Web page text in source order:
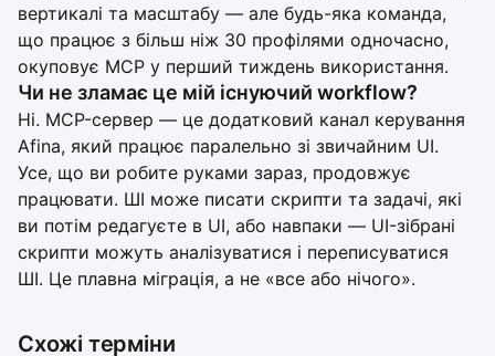
вертикалі та масштабу — але будь-яка команда,
що працює з більш ніж 30 профілями одночасно,
окуповує MCP у перший тиждень використання.
Чи не зламає це мій існуючий workflow?
Ні. MCP-сервер — це додатковий канал керування
Afina, який працює паралельно зі звичайним UI.
Усе, що ви робите руками зараз, продовжує
працювати. ШІ може писати скрипти та задачі, які
ви потім редагуєте в UI, або навпаки — UI-зібрані
скрипти можуть аналізуватися і переписуватися
ШІ. Це плавна міграція, а не «все або нічого».
Схожі терміни